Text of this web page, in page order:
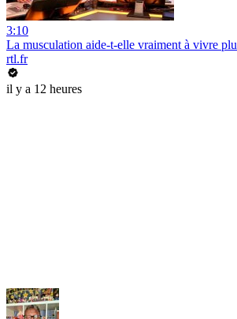
3:10
La musculation aide-t-elle vraiment à vivre
rtl.fr
il y a 12 heures